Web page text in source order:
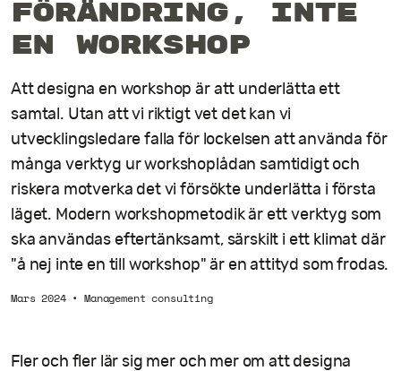
förändring, inte
en workshop
Att designa en workshop är att underlätta ett
samtal. Utan att vi riktigt vet det kan vi
utvecklingsledare falla för lockelsen att använda för
många verktyg ur workshoplådan samtidigt och
riskera motverka det vi försökte underlätta i första
läget. Modern workshopmetodik är ett verktyg som
ska användas eftertänksamt, särskilt i ett klimat där
"å nej inte en till workshop" är en attityd som frodas.
Mars 2024•Management consulting
Fler och fler lär sig mer och mer om att designa